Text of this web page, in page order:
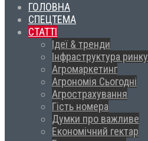
ГОЛОВНА
СПЕЦТЕМА
СТАТТІ
Ідеї & тренди
Інфраструктура ринку
Агромаркетинг
Агрономія Сьогодні
Агрострахування
Гість номера
Думки про важливе
Економічний гектар